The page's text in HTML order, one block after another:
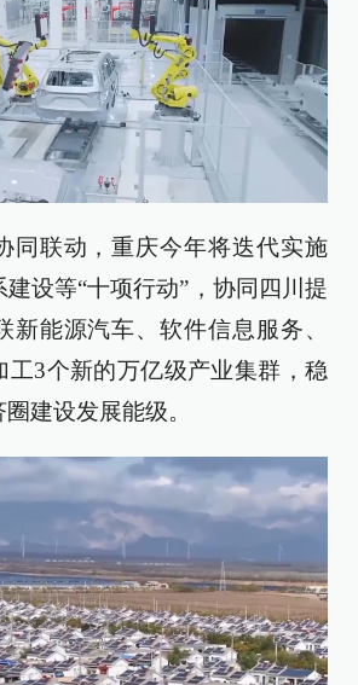
同联动，重庆今年将迭代实施
设等“十项行动”，协同四川提
新能源汽车、软件信息服务、
工3个新的万亿级产业集群，稳
建设发展能级。